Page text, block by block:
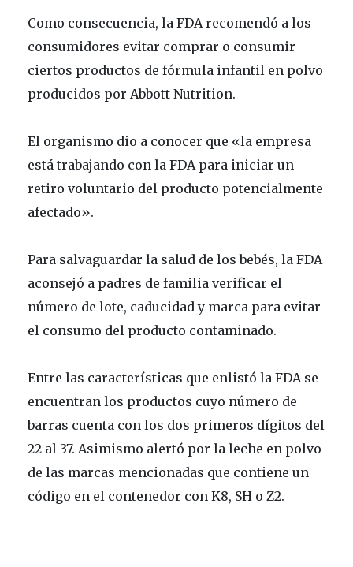
Como consecuencia, la FDA recomendó a los
consumidores evitar comprar o consumir
ciertos productos de fórmula infantil en polvo
producidos por Abbott Nutrition.
El organismo dio a conocer que «la empresa
está trabajando con la FDA para iniciar un
retiro voluntario del producto potencialmente
afectado».
Para salvaguardar la salud de los bebés, la FDA
aconsejó a padres de familia verificar el
número de lote, caducidad y marca para evitar
el consumo del producto contaminado.
Entre las características que enlistó la FDA se
encuentran los productos cuyo número de
barras cuenta con los dos primeros dígitos del
22 al 37. Asimismo alertó por la leche en polvo
de las marcas mencionadas que contiene un
código en el contenedor con K8, SH o Z2.